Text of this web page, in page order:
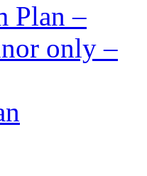
Plan –
only –